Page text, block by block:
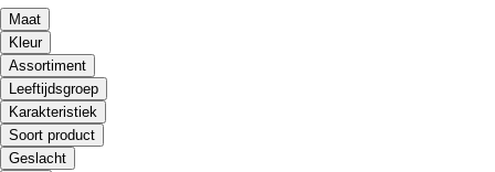
Maat
Kleur
Assortiment
Leeftijdsgroep
Karakteristiek
Soort product
Geslacht